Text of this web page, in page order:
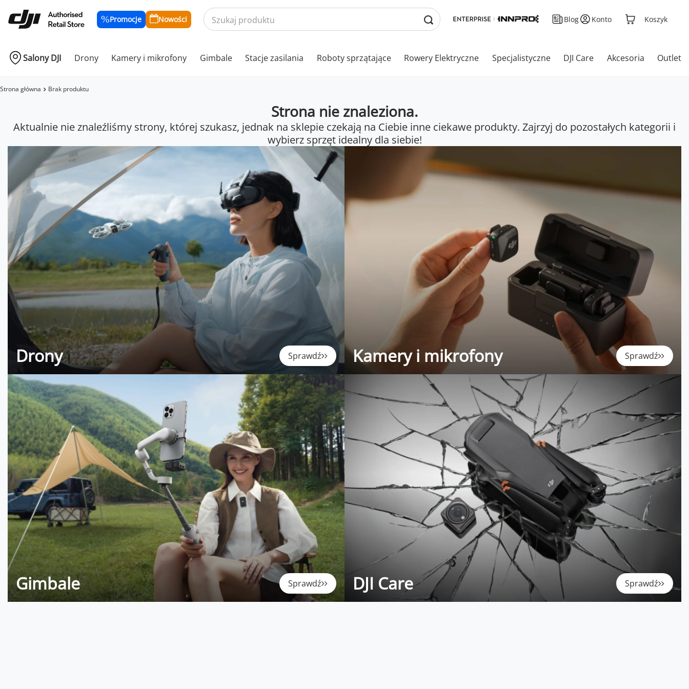
Promocje Nowości Blog Konto Koszyk
Salony DJI Drony Kamery i mikrofony Gimbale Stacje zasilania Roboty sprzątające Rowery Elektryczne Specjalistyczne DJI Care Akcesoria Outlet
Strona główna Brak produktu
Strona nie znaleziona.
Aktualnie nie znaleźliśmy strony, której szukasz, jednak na sklepie czekają na Ciebie inne ciekawe produkty. Zajrzyj do pozostałych kategorii i
wybierz sprzęt idealny dla siebie!
Drony Sprawdź Kamery i mikrofony Sprawdź
Gimbale Sprawdź DJI Care Sprawdź